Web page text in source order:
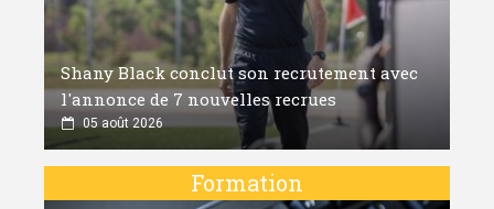
Shany Black conclut son recrutement avec
l'annonce de 7 nouvelles recrues
05 août 2026
Formation